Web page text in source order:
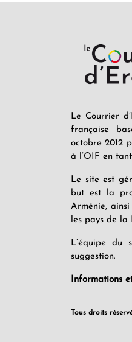
Le Courrier
française
octobre 2012
à l’OIF en
Le site est
but est la
Arménie,
les pays de la
L’équipe du
suggestion.
Informations
Tous droits